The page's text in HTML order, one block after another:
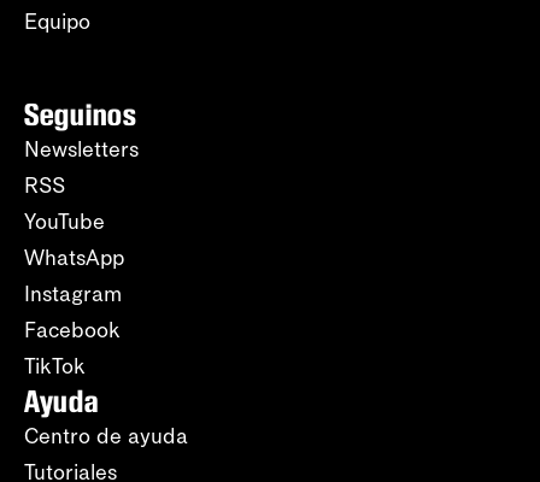
Equipo
Seguinos
Newsletters
RSS
YouTube
WhatsApp
Instagram
Facebook
TikTok
Ayuda
Centro de ayuda
Tutoriales